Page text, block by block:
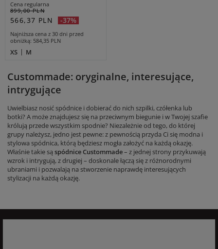
Cena regularna
899,00 PLN
566,37 PLN -37%
Najniższa cena z 30 dni przed
obniżką 584,35 PLN
XS M
Custommade: oryginalne, interesujące,
intrygujące
Uwielbiasz nosić spódnice i dobierać do nich szpilki, czółenka lub
botki? A może znajdujesz się na przeciwnym biegunie i w Twojej szafie
królują przede wszystkim spodnie? Niezależnie od tego, do której
grupy należysz, jedno jest pewne: z pewnością przyda Ci się modna i
stylowa spódnica, którą będziesz mogła założyć na każdą okazję.
Właśnie takie są spódnice Custommade– z jednej strony przykuwają
wzrok i intrygują, z drugiej – doskonale łączą się z różnorodnymi
ubraniami i pozwalają na stworzenie naprawdę interesujących
stylizacji na każdą okazję.